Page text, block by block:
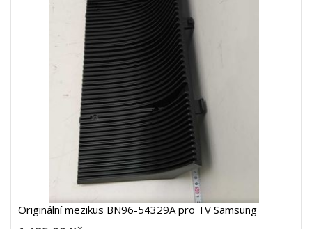
Originální mezikus BN96-54329A pro TV Samsung